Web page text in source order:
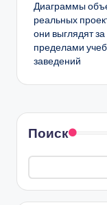
записи
Диаграммы
реальных
они выглядят за
пределами
заведений
Поиск